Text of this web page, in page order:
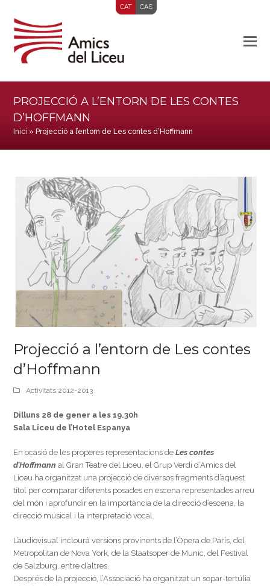
CAT CAS
PROJECCIÓ A L’ENTORN DE LES CONTES
D’HOFFMANN
Inici » Projecció a l’entorn de Les contes d’Hoffmann
Projecció a l’entorn de Les contes
d’Hoffmann
Activitats 2012-2013
Dilluns 28 de gener a les 19.30h
Sala Liceu de l’Hotel Espanya
En ocasió de les properes representacions de Les contes
d’Hoffmann al Gran Teatre del Liceu, el Grup Verdi d’Amics del
Liceu ha organitzat una projecció de diversos fragments d’aquest
títol per comparar diferents posades en escena representades arreu
del món i aprofundir en la importància de la direcció d’escena, la
direcció musical i la interpretació vocal.
L’audiovisual inclourà versions provinents de l’Òpera de París, del
Metropolitan de Nova York, de la Staatsoper de Munic, del Festival
de Salzburg, entre d’altres.
Després de la projecció, l’Associació ha organitzat un sopar-tertúlia